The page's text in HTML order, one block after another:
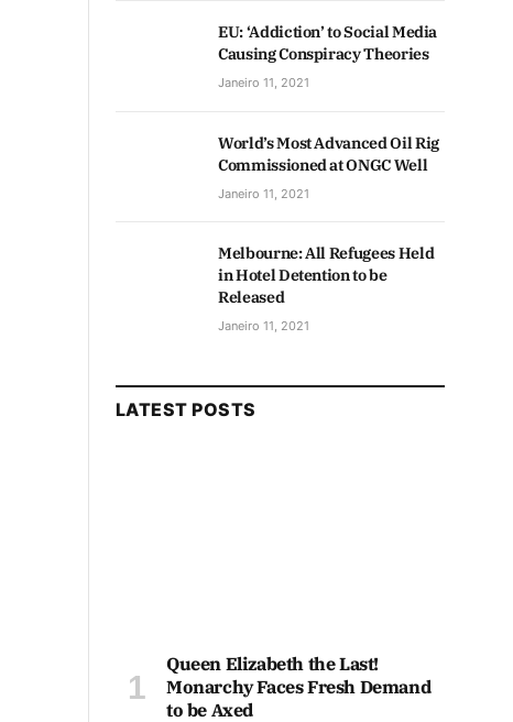
EU: ‘Addiction’ to Social Media
Causing Conspiracy Theories
Janeiro 11, 2021
World’s Most Advanced Oil Rig
Commissioned at ONGC Well
Janeiro 11, 2021
Melbourne: All Refugees Held
in Hotel Detention to be
Released
Janeiro 11, 2021
LATEST POSTS
Queen Elizabeth the Last!
Monarchy Faces Fresh Demand
to be Axed